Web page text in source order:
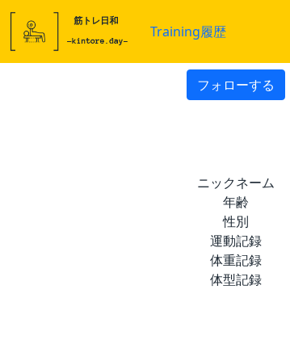
Training履歴
フォローする
ニックネーム
年齢
性別
運動記録
体重記録
体型記録